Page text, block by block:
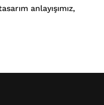
anlayışımız,